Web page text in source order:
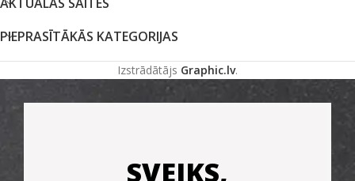
PIEPRASĪTĀKĀS KATEGORIJAS
Izstrādātājs Graphic.lv.
SVEIKS,